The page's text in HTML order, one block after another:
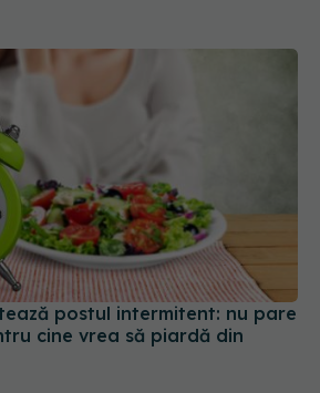
postul intermitent: nu pare
cine vrea să piardă din